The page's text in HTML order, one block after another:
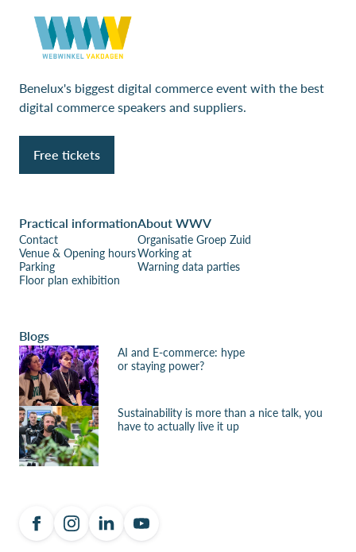
Benelux's biggest digital commerce event with the best
digital commerce speakers and suppliers.
Free tickets
Practical information
Contact
Venue & Opening hours
Parking
Floor plan exhibition
About WWV
Organisatie Groep Zuid
Working at
Warning data parties
Blogs
AI and E-commerce: hype
or staying power?
Sustainability is more than a nice talk, you
have to actually live it up